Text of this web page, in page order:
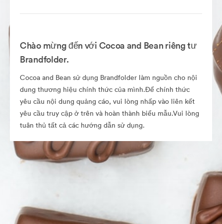
Chào mừng đến với Cocoa and Bean riêng tư
Brandfolder.
Cocoa and Bean sử dụng Brandfolder làm nguồn cho nội
dung thương hiệu chính thức của mình.Để chính thức
yêu cầu nội dung quảng cáo, vui lòng nhấp vào liên kết
yêu cầu truy cập ở trên và hoàn thành biểu mẫu.Vui lòng
tuân thủ tất cả các hướng dẫn sử dụng.